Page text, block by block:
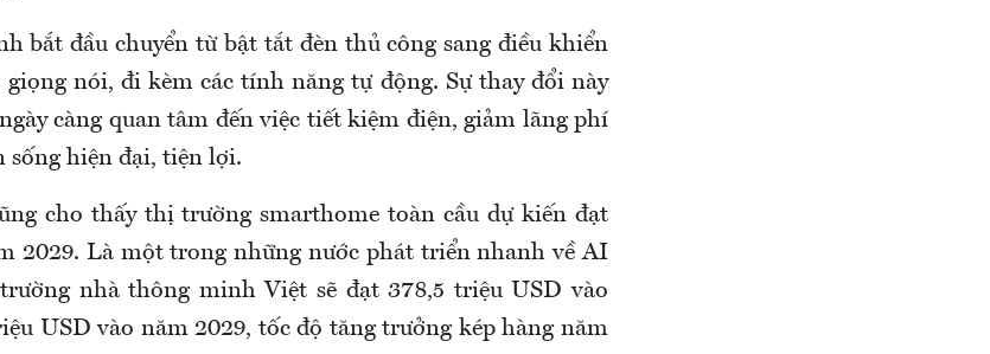
bắt đầu chuyển từ bật tắt đèn thủ công sang điều khiển
giọng nói, đi kèm các tính năng tự động. Sự thay đổi này
càng quan tâm đến việc tiết kiệm điện, giảm lãng phí
sống hiện đại, tiện lợi.
cho thấy thị trường smarthome toàn cầu dự kiến đạt
2029. Là một trong những nước phát triển nhanh về AI
nhà thông minh Việt sẽ đạt 378,5 triệu USD vào
USD vào năm 2029, tốc độ tăng trưởng kép hàng năm